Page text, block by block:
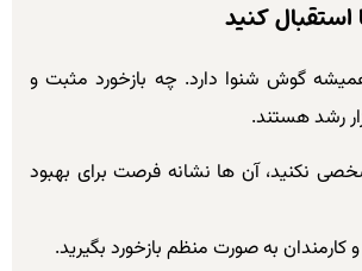
گوش شنوا دارد. چه بازخورد مثبت و
رشد هستند.
شخصی نکنید، آن ها نشانه فرصت برای بهبود
کارمندان به صورت منظم بازخورد بگیرید.